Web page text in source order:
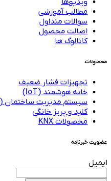
ویدیوها
مطالب آموزشی
سوالات متداول
اصالت محصول
کاتالوگ ها
محصولات
تجهیزات فشار ضعیف
خانه هوشمند (IoT)
سیستم مدیریت ساختمان (BMS)
کلید و پریز خانگی
محصولات KNX
عضویت خبرنامه
ایمیل